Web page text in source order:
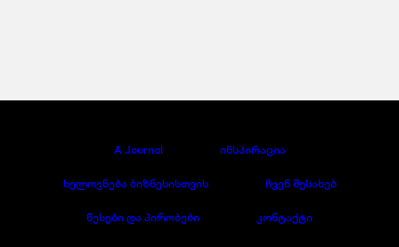
A Journal ინსპირაცია
ხელოვნება ბიზნესისთვის ჩვენ შესახებ
წესები და პირობები კონტაქტი